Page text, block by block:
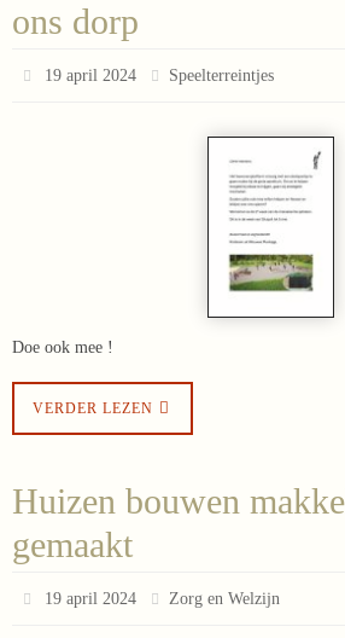
ons dorp
19 april 2024 Speelterreintjes
Doe ook mee !
VERDER LEZEN
Huizen bouwen
gemaakt
19 april 2024 Zorg en Welzijn